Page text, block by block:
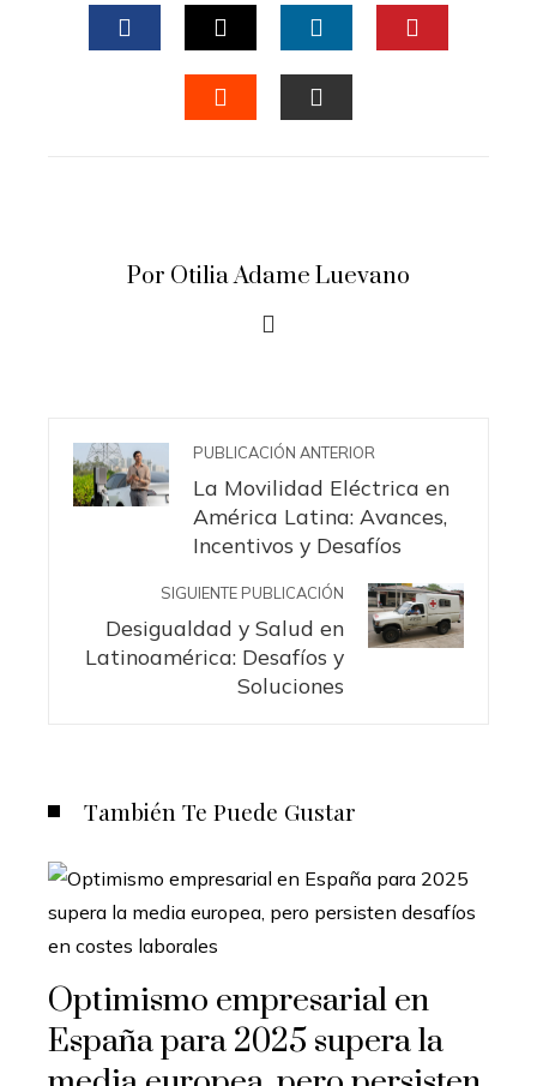
FACEBOOKTWITTERLINKEDIN
Por Otilia Adame Luevano
PUBLICACIÓN ANTERIOR
La Movilidad Eléctrica en
América Latina: Avances,
Incentivos y Desafíos
SIGUIENTE PUBLICACIÓN
Desigualdad y Salud en
Latinoamérica: Desafíos y
Soluciones
También Te Puede Gustar
Optimismo empresarial en
España para 2025 supera la